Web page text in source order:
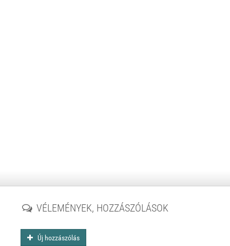
VÉLEMÉNYEK, HOZZÁSZÓLÁSOK
Új hozzászólás